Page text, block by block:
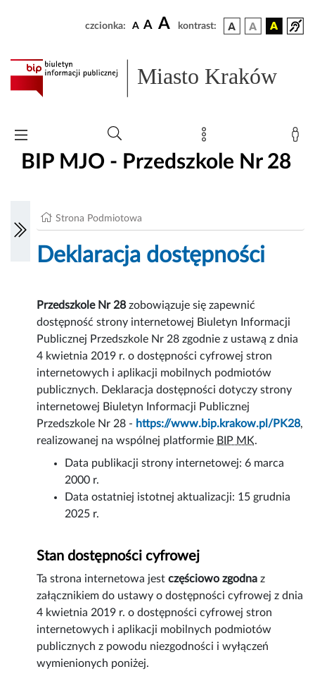
czcionka: A A A kontrast:
Miasto Kraków
BIP MJO - Przedszkole Nr 28
Strona Podmiotowa
Deklaracja dostępności
Przedszkole Nr 28zobowiązuje się zapewnić
dostępnośćstrony internetowej Biuletyn Informacji
Publicznej Przedszkole Nr 28 zgodnie z ustawą z dnia
4 kwietnia 2019 r. o dostępności cyfrowej stron
internetowych i aplikacji mobilnych podmiotów
publicznych. Deklaracja dostępności dotyczy strony
internetowej Biuletyn Informacji Publicznej
Przedszkole Nr 28 - https://www.bip.krakow.pl/PK28,
realizowanej na wspólnej platformie BIP MK.
Data publikacji strony internetowej:6 marca
2000 r.
Data ostatniej istotnej aktualizacji: 15 grudnia
2025 r.
Stan dostępności cyfrowej
Ta strona internetowa jestczęściowo zgodna z
załącznikiem do ustawy o dostępności cyfrowej z dnia
4 kwietnia 2019 r. o dostępności cyfrowej stron
internetowych i aplikacji mobilnych podmiotów
publicznych z powodu niezgodności i wyłączeń
wymienionych poniżej.